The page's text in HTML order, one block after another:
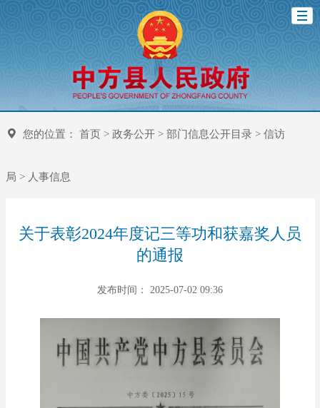
您的位置： 首页> 政务公开> 部门信息公开目录> 信访
局 > 人事信息
关于表彰2024年度记三等功和获嘉奖人员
的通报
发布时间： 2025-07-02 09:36